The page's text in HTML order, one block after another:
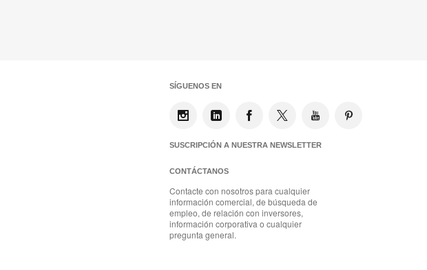
SÍGUENOS EN
SUSCRIPCIÓN A NUESTRA NEWSLETTER
CONTÁCTANOS
Contacte con nosotros para cualquier
información comercial, de búsqueda de
empleo, de relación con inversores,
información corporativa o cualquier
pregunta general.